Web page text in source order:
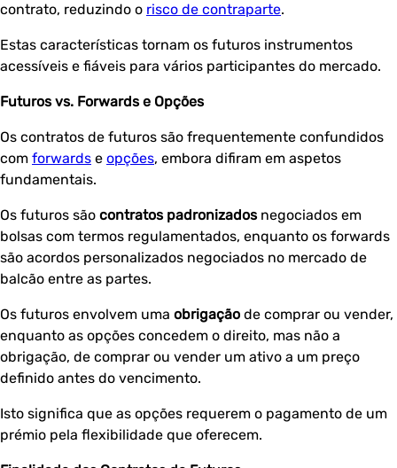
contrato, reduzindo o risco de contraparte.
Estas características tornam os futuros instrumentos
acessíveis e fiáveis para vários participantes do mercado.
Futuros vs. Forwards e Opções
Os contratos de futuros são frequentemente confundidos
com forwards e opções, embora difiram em aspetos
fundamentais.
Os futuros são contratos padronizadosnegociados em
bolsas com termos regulamentados, enquanto os forwards
são acordos personalizados negociados no mercado de
balcão entre as partes.
Os futuros envolvem uma obrigação de comprar ou vender,
enquanto as opções concedem o direito, mas não a
obrigação, de comprar ou vender um ativo a um preço
definido antes do vencimento.
Isto significa que as opções requerem o pagamento de um
prémio pela flexibilidade que oferecem.